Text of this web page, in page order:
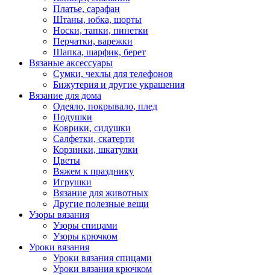
Платье, сарафан
Штаны, юбка, шорты
Носки, тапки, пинетки
Перчатки, варежки
Шапка, шарфик, берет
Вязаные аксессуары
Сумки, чехлы для телефонов
Бижутерия и другие украшения
Вязание для дома
Одеяло, покрывало, плед
Подушки
Коврики, сидушки
Салфетки, скатерти
Корзинки, шкатулки
Цветы
Вяжем к празднику
Игрушки
Вязание для животных
Другие полезные вещи
Узоры вязания
Узоры спицами
Узоры крючком
Уроки вязания
Уроки вязания спицами
Уроки вязания крючком